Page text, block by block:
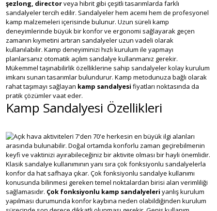
şezlong, directorveya hibrit gibi çeşitli tasarımlarda farklı
sandalyeler tercih edilir. Sandalyeler hem acemi hem de profesyonel
kamp malzemeleri içerisinde bulunur. Uzun süreli kamp
deneyimlerinde büyük bir konfor ve ergonomi sağlayarak geçen
zamanın kıymetini artıran sandalyeler uzun vadeli olarak
kullanılabilir. Kamp deneyiminizi hızlı kurulum ile yapmayı
planlarsanız otomatik açılım sandalye kullanmanız gerekir.
Mükemmel taşınabilirlik özelliklerine sahip sandalyeler kolay kurulum
imkanı sunan tasarımlar bulundurur. Kamp metodunuza bağlı olarak
rahat taşımayı sağlayan kamp sandalyesi fiyatları noktasında da
pratik çözümler vaat eder.
Kamp Sandalyesi Özellikleri
Açık hava aktiviteleri 7'den 70'e herkesin en büyük ilgi alanları
arasında bulunabilir. Doğal ortamda konforlu zaman geçirebilmenin
keyfi ve vaktinizi ayırabileceğiniz bir aktivite olması bir hayli önemlidir.
Klasik sandalye kullanımının yanı sıra çok fonksiyonlu sandalyelerla
konfor da hat safhaya çıkar. Çok fonksiyonlu sandalye kullanımı
konusunda bilinmesi gereken temel noktalardan birisi alan verimliliği
sağlamasıdır. Çok fonksiyonlu kamp sandalyeleri yanlış kurulum
yapılması durumunda konfor kaybına neden olabildiğinden kurulum